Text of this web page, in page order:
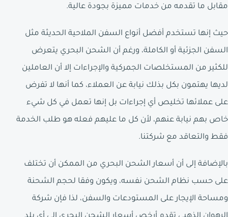
مقابل ما تقدمه من خدمات مميزة بجودة عالية.
حيث إنها تستخدم أفضل أنواع السفن الملاحية الحديثة مثل
السفن الجزئية أو الكاملة، ورغم أن الشحن البحري يتعرض
للكثير من المستخلصات الجمركية والإجراءات إلا أن العاملين
لديها يهتمون بكل بذلك نيابة عن العملاء، كما أنها لا تفرض
على عملائها تخليص أي إجراءات بل إنها تعمل في كل شيء
خاص بهم نيابة عنهم، لأن كل ما عليهم فعله هو طلب الخدمة
فقط والتعاقد مع شركتنا.
بالإضافة إلى أن أسعار الشحن البحري من الممكن أن تختلف
على حسب نظام الشحن نفسه، ويكون وفقا لحجم الشحنة
ومساحة الإيجار على المستودعات والسفن، لذا فإن شركة